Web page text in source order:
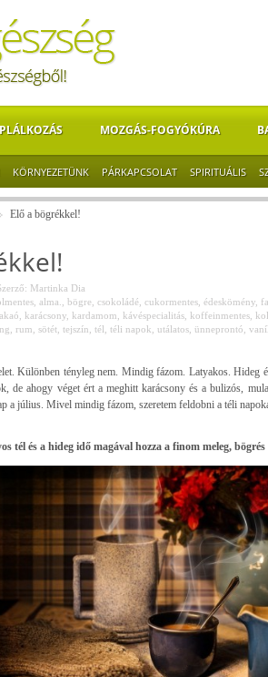
MOZGÁS-FOGYÓKÚRA
KÖRNYEZETÜNK PÁRKAPCSOLAT SPIRITUÁLIS
Elő a bögrékkel!
Martinka Dia
alma. bögre csokoládé cukormentes édeskömény
karácsony kardamom kávéspecialitás koffeinmentes
rum sötét tejszín tél téli napok utálatos ünneprontó
Különben tényleg nem. Mindig fázom. Latyakos. Hideg
de ahogy véget ért a meghitt karácsony és a bulizós,
a július. Mivel mindig fázom, szeretem feldobni a téli
tél és a hideg idő magával hozza a finom meleg,